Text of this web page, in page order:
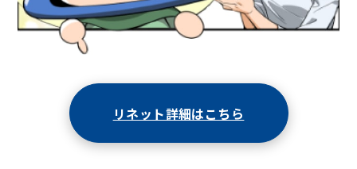
リネット詳細はこちら